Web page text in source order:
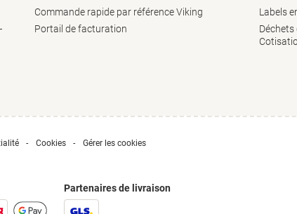
Commande rapide par référence Viking
Portail de facturation
Labels
Déchets
Cookies
Gérer les cookies
Partenaires de livraison